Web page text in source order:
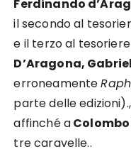
Ferdinando
il secondo al
e il terzo al
D’Aragona,
erroneamente
parte delle
affinché aColombo
tre caravelle..